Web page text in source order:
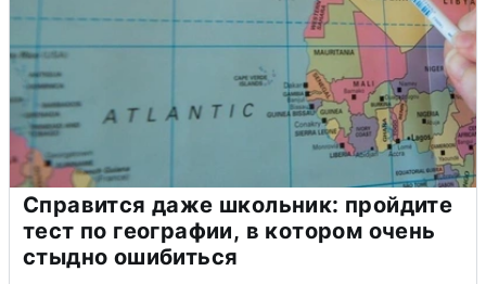
Справится даже школьник: пройдите
тест по географии, в котором очень
стыдно ошибиться